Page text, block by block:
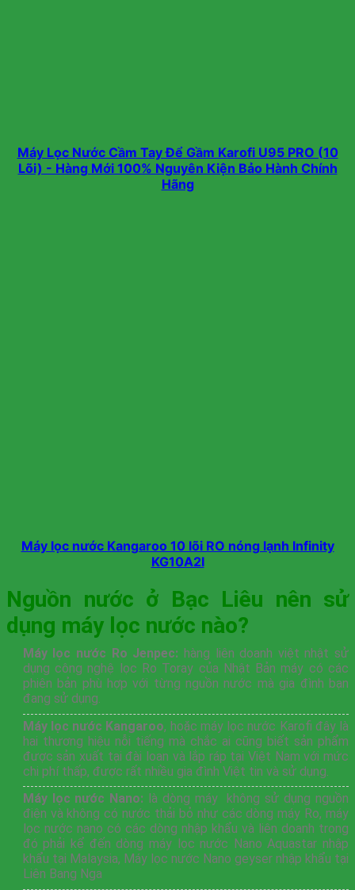
Máy Lọc Nước Cầm Tay Để Gầm Karofi U95 PRO (10
Lõi) - Hàng Mới 100% Nguyên Kiện Bảo Hành Chính
Hãng
Máy lọc nước Kangaroo 10 lõi RO nóng lạnh Infinity
KG10A2I
Nguồn nước ở Bạc Liêu nên sử
dụng máy lọc nước nào?
Máy lọc nước Ro Jenpec: hàng liên doanh việt nhật sử
dụng công nghệ lọc Ro Toray của Nhật Bản máy có các
phiên bản phù hợp với từng nguồn nước mà gia đình bạn
đang sử dụng.
Máy lọc nước Kangaroo, hoặc máy lọc nước Karofi đây là
hai thương hiệu nỗi tiếng mà chắc ai cũng biết sản phẩm
được sản xuất tại đài loan và lắp ráp tại Việt Nam với mức
chi phí thấp, được rất nhiều gia đình Việt tin và sử dụng.
Máy lọc nước Nano: là dòng máy không sử dụng nguồn
điện và không có nước thải bỏ như các dòng máy Ro, máy
lọc nước nano có các dòng nhập khẩu và liên doanh trong
đó phải kể đến dòng máy lọc nước Nano Aquastar nhập
khẩu tại Malaysia, Máy lọc nước Nano geyser nhập khẩu tại
Liên Bang Nga